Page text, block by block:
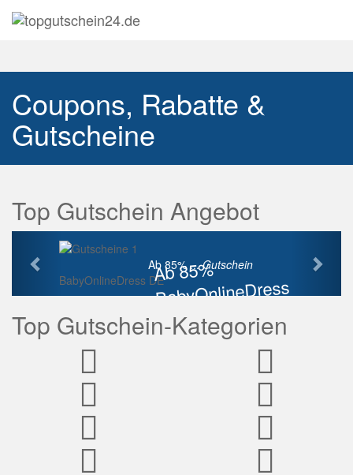
Coupons, Rabatte &
Gutscheine
Top Gutschein Angebot
Ab 85%
BabyOnlineDress
Rabatt
Ab 85% ...Gutschein
BabyOnlineDress DE
Vorherige
Top Gutschein-Kategorien